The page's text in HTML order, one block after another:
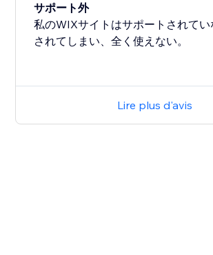
サポート外
私のWIXサイトはサポートされて
されてしまい、全く使えない。
Lire plus d'avis